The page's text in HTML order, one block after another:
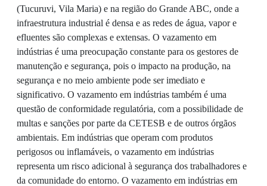
(Tucuruvi, Vila Maria) e na região do Grande ABC, onde a
infraestrutura industrial é densa e as redes de água, vapor e
efluentes são complexas e extensas. O vazamento em
indústrias é uma preocupação constante para os gestores de
manutenção e segurança, pois o impacto na produção, na
segurança e no meio ambiente pode ser imediato e
significativo. O vazamento em indústrias também é uma
questão de conformidade regulatória, com a possibilidade de
multas e sanções por parte da CETESB e de outros órgãos
ambientais. Em indústrias que operam com produtos
perigosos ou inflamáveis, o vazamento em indústrias
representa um risco adicional à segurança dos trabalhadores e
da comunidade do entorno. O vazamento em indústrias em